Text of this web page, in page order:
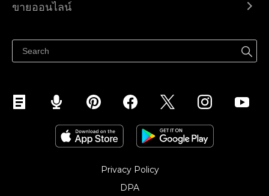
ราคา
ขายออนไลน์
ขายบนเฟสบุ๊ค
Privacy Policy
DPA